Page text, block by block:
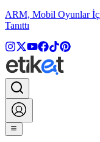
ARM, Mobil Oyunlar
Tanıttı